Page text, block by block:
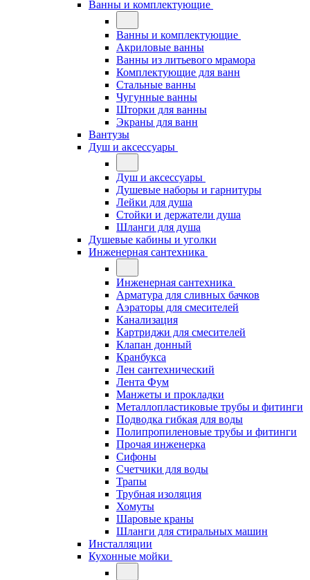
Ванны и комплектующие
Ванны и комплектующие
Акриловые ванны
Ванны из литьевого мрамора
Комплектующие для ванн
Стальные ванны
Чугунные ванны
Шторки для ванны
Экраны для ванн
Вантузы
Душ и аксессуары
Душ и аксессуары
Душевые наборы и гарнитуры
Лейки для душа
Стойки и держатели душа
Шланги для душа
Душевые кабины и уголки
Инженерная сантехника
Инженерная сантехника
Арматура для сливных бачков
Аэраторы для смесителей
Канализация
Картриджи для смесителей
Клапан донный
Кранбукса
Лен сантехнический
Лента Фум
Манжеты и прокладки
Металлопластиковые трубы и фитинги
Подводка гибкая для воды
Полипропиленовые трубы и фитинги
Прочая инженерка
Сифоны
Счетчики для воды
Трапы
Трубная изоляция
Хомуты
Шаровые краны
Шланги для стиральных машин
Инсталляции
Кухонные мойки